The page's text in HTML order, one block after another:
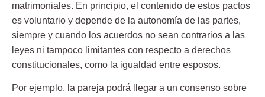
matrimoniales. En principio, el contenido de estos pactos
es voluntario y depende de la autonomía de las partes,
siempre y cuando los acuerdos no sean contrarios a las
leyes ni tampoco limitantes con respecto a derechos
constitucionales, como la igualdad entre esposos.
Por ejemplo, la pareja podrá llegar a un consenso sobre